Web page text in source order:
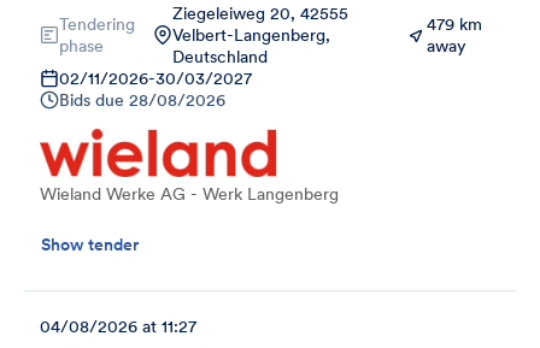
Tendering
phase
Ziegeleiweg 20, 42555
Velbert-Langenberg,
Deutschland
479 km
away
02/11/2026-30/03/2027
Bids due 28/08/2026
Wieland Werke AG - Werk Langenberg
Show tender
04/08/2026 at 11:27